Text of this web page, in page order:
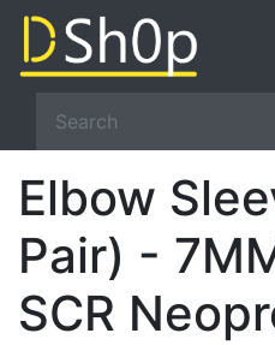
Elbow
Pair) -
SCR